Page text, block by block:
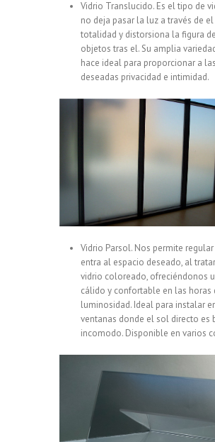
Vidrio Translucido. Es el tipo de
no deja pasar la luz a través de el
totalidad y distorsiona la figura
objetos tras el. Su amplia
hace ideal para proporcionar a
deseadas privacidad e intimidad.
Vidrio Parsol. Nos permite
entra al espacio deseado, al
vidrio coloreado, ofreciéndonos
cálido y confortable en las horas
luminosidad. Ideal para instalar
ventanas donde el sol directo es
incomodo. Disponible en varios